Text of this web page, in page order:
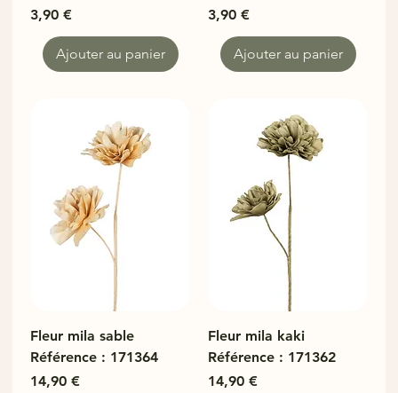
Prix
3,90 €
Ajouter au panier
Prix
3,90 €
Ajouter au panier
Fleur mila sable
Référence : 171364
Prix
14,90 €
Fleur mila kaki
Référence : 171362
Prix
14,90 €